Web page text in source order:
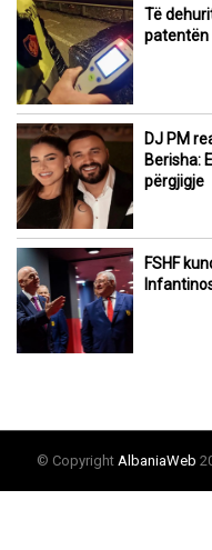
Të
patentën
DJ PM
Berisha:
përgjigje
FSHF
© Copyright AlbaniaWeb